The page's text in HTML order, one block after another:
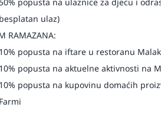
besplatan ulaz)
RAMAZANA:
10% popusta na iftare u restoranu
10% popusta na aktuelne aktivnosti na
10% popusta na kupovinu domaćih
Farmi